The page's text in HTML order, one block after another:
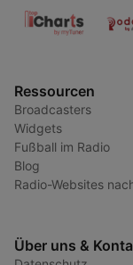
Ressourcen
Broadcasters
Widgets
Fußball im Radio
Blog
Radio-Websites
Über uns &